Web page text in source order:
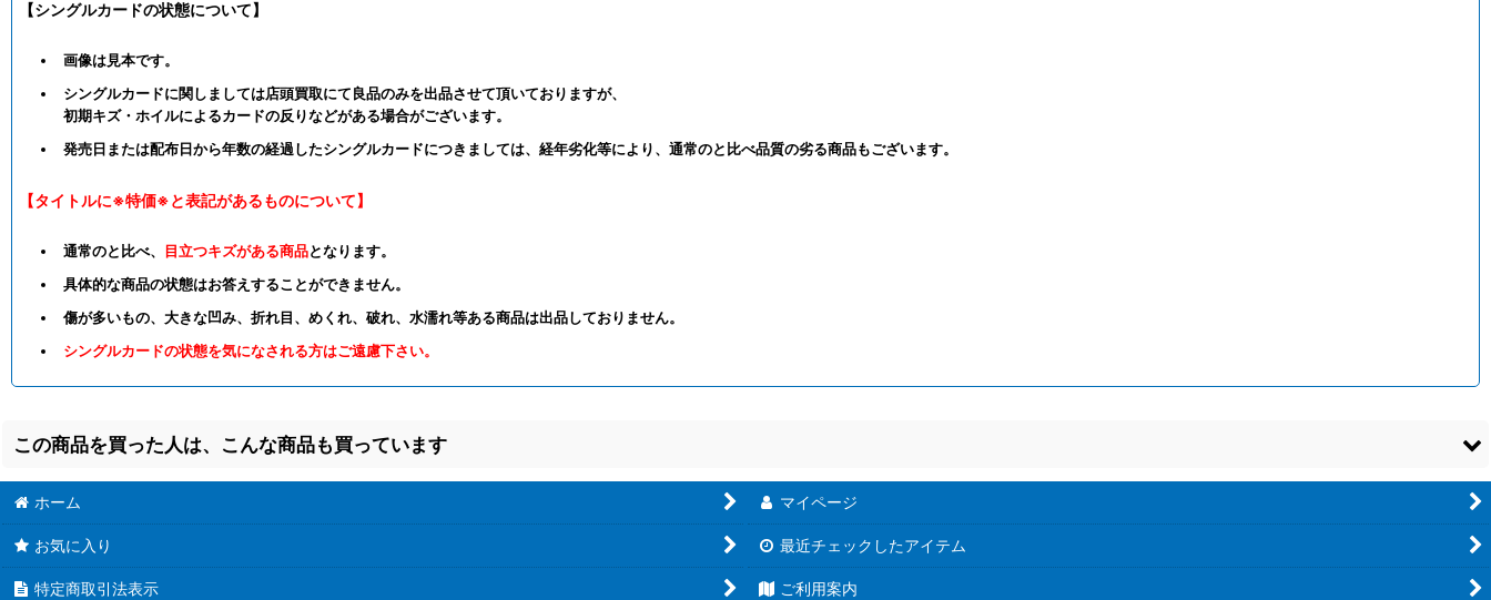
【シングルカードの状態について】
画像は見本です。
シングルカードに関しましては店頭買取にて良品のみを出品させて頂いておりますが、
初期キズ・ホイルによるカードの反りなどがある場合がございます。
発売日または配布日から年数の経過したシングルカードにつきましては、経年劣化等により、通常のと比べ品質の劣る商品もございます。
【タイトルに※特価※と表記があるものについて】
通常のと比べ、 目立つキズがある商品となります。
具体的な商品の状態はお答えすることができません。
傷が多いもの、大きな凹み、折れ目、めくれ、破れ、水濡れ等ある商品は出品しておりません。
シングルカードの状態を気になされる方はご遠慮下さい。
この商品を買った人は、こんな商品も買っています
ホーム マイページ
お気に入り 最近チェックしたアイテム
特定商取引法表示 ご利用案内